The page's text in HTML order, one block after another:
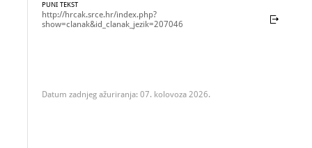
PUNI TEKST
http://hrcak.srce.hr/index.php?
show=clanak&id_clanak_jezik=207046
Datum zadnjeg ažuriranja: 07. kolovoza 2026.